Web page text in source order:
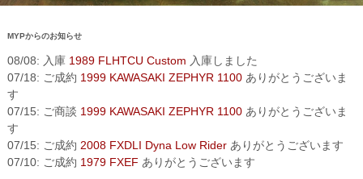
MYPからのお知らせ
08/08: 入庫 1989 FLHTCU Custom 入庫しました
07/18: ご成約 1999 KAWASAKI ZEPHYR 1100ありがとうございま
す
07/15: ご商談 1999 KAWASAKI ZEPHYR 1100ありがとうございま
す
07/15: ご成約 2008 FXDLI Dyna Low Riderありがとうございます
07/10: ご成約 1979 FXEF ありがとうございます